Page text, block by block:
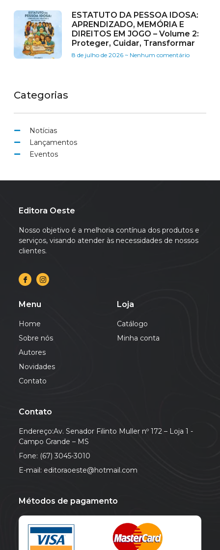
ESTATUTO DA PESSOA IDOSA:
APRENDIZADO, MEMÓRIA E
DIREITOS EM JOGO – Volume 2:
Proteger, Cuidar, Transformar
8 de julho de 2026 Nenhum comentário
Categorias
Notícias
Lançamentos
Eventos
Editora Oeste
Nosso objetivo é a melhoria contínua dos produtos e
serviços, visando atender às necessidades de nossos
clientes.
Menu
Home
Sobre nós
Autores
Novidades
Contato
Loja
Catálogo
Minha conta
Contato
Endereço:Av. Senador Filinto Muller nº 172 – Loja 1 -
Campo Grande – MS
Fone: (67) 3045-3010
E-mail: editoraoeste@hotmail.com
Métodos de pagamento